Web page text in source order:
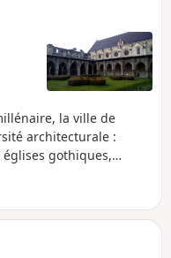
la ville de
architecturale :
gothiques,
ce très riche
est également
ville du front de la